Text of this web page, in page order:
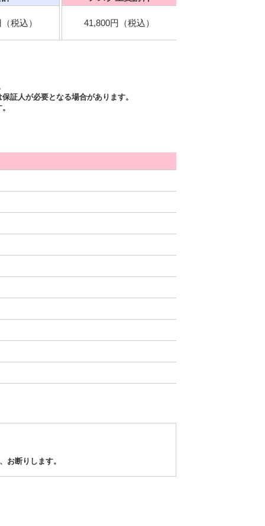
税込） 41,800円（税込）
証人が必要となる場合があります。
お断りします。